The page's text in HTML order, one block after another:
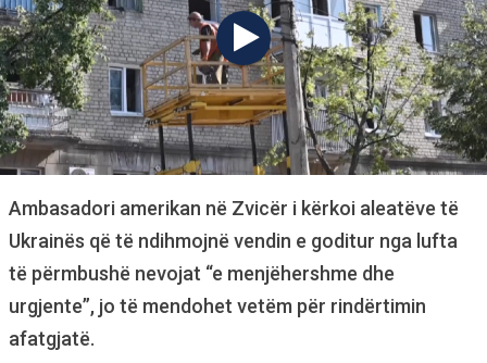
Ambasadori amerikan në Zvicër i kërkoi aleatëve të
Ukrainës që të ndihmojnë vendin e goditur nga lufta
të përmbushë nevojat “e menjëhershme dhe
urgjente”, jo të mendohet vetëm për rindërtimin
afatgjatë.